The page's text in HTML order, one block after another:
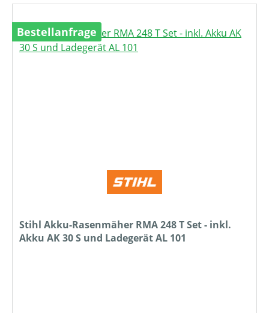
Bestellanfrage
Stihl Akku-Rasenmäher RMA 248 T Set - inkl.
Akku AK 30 S und Ladegerät AL 101